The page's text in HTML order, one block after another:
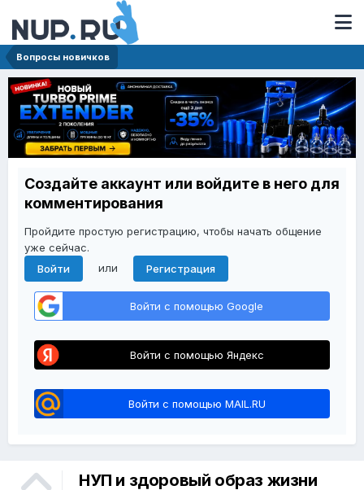
Вопросы новичков
Создайте аккаунт или войдите в него для
комментирования
Пройдите простую регистрацию, чтобы начать общение
уже сейчас.
Войти
или Регистрация
Войти с помощью Google
Войти с помощью Яндекс
Войти с помощью MAIL.RU
НУП и здоровый образ жизни